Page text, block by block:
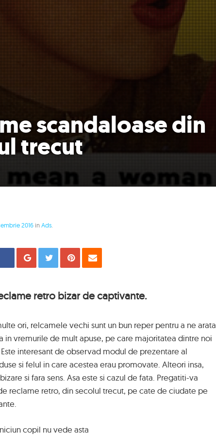
scandaloase din
trecut
2016 inAds
Distribuie
Tweet Pin
retro bizar de captivante.
ori, relcamele vechi sunt un bun reper pentru a ne arata
in vremurile de mult apuse, pe care majoritatea dintre noi
interesant de observad modul de prezentare al
si felul in care acestea erau promovate. Alteori insa,
si fara sens. Asa este si cazul de fata. Pregatiti-va
reclame retro, din secolul trecut, pe cate de ciudate pe
copil nu vede asta